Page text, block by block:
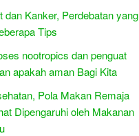
dan Kanker, Perdebatan yang
Tips
nootropics dan penguat
apakah aman Bagi Kita
Pola Makan Remaja
Dipengaruhi oleh Makanan